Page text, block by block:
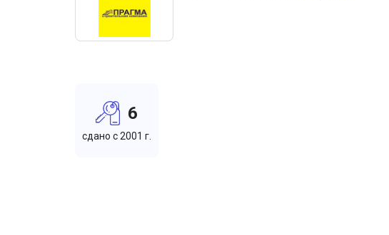
6
cдано c 2001 г.